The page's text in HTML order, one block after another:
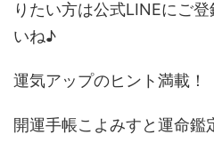
りたい方は公式LINEにご
いね♪
運気アップのヒント満載！
開運手帳こよみすと運命